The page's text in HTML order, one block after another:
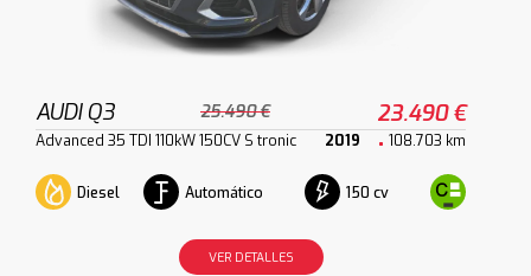
AUDI Q3 25.490 € 23.490 €
Advanced 35 TDI 110kW 150CV S tronic 2019 108.703 km
Diesel Automático 150 cv
VER DETALLES